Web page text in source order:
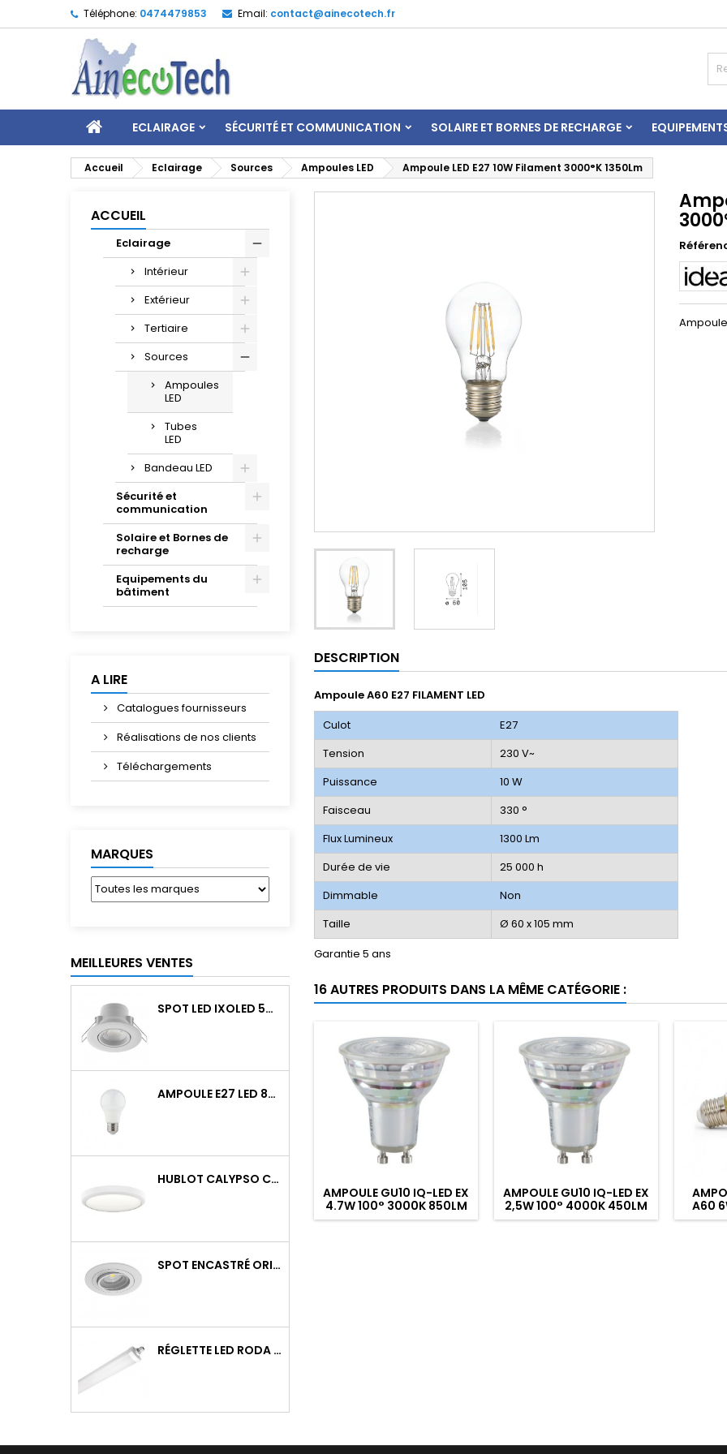
Téléphone: 0474479853 Email: contact@ainecotech.fr
ECLAIRAGE SÉCURITÉ ET COMMUNICATION SOLAIRE ET BORNES DE RECHARGE
Accueil Eclairage Sources Ampoules LED Ampoule LED E27 10W Filament 3000°K 1350Lm
ACCUEIL
Eclairage
Intérieur
Extérieur
Tertiaire
Sources
Ampoules
LED
Tubes
LED
Bandeau LED
Sécurité et
communication
Solaire et Bornes de
recharge
Equipements du
bâtiment
A LIRE
Catalogues fournisseurs
Réalisations de nos clients
Téléchargements
MARQUES
MEILLEURES VENTES
SPOT LED IXOLED 5W ORIENTABLE CCT DIMMABLE 600LM IP65 BLANC BBC
AMPOULE E27 LED 8W RAPID PRO V2 4000K 810LM
HUBLOT CALYPSO CCT 9-18W 2000LM ON/OFF IK10 BLANC
SPOT ENCASTRÉ ORIENTABLE WATTO GU10 AUTO BLANC
RÉGLETTE LED RODA BASIC 1266MM 36W 4300LM 4000K IP65 TRAV.
Ampoule
DESCRIPTION
Ampoule A60 E27 FILAMENT LED
Culot
E27
Tension
230 V~
Puissance
10 W
Faisceau
330 °
Flux Lumineux
1300 Lm
Durée de vie
25 000 h
Dimmable
Non
Taille
Ø 60 x 105 mm
Garantie 5 ans
16 AUTRES PRODUITS DANS LA MÊME CATÉGORIE :
AMPOULE GU10 IQ-LED EX
4.7W 100° 3000K 850LM
AMPOULE GU10 IQ-LED EX
2,5W 100° 4000K 450LM
A60